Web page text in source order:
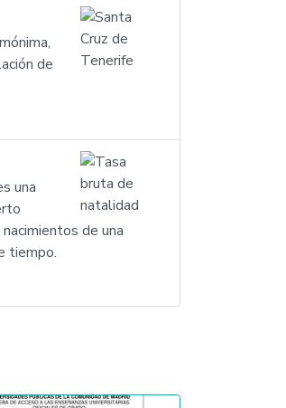
de
una
de una
tiempo.